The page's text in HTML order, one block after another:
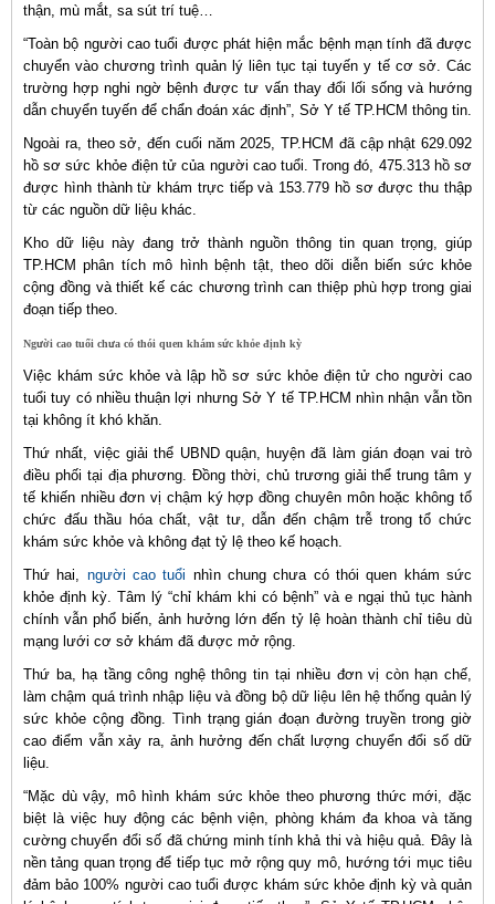
thận, mù mắt, sa sút trí tuệ…
“Toàn bộ người cao tuổi được phát hiện mắc bệnh mạn tính đã được
chuyển vào chương trình quản lý liên tục tại tuyến y tế cơ sở. Các
trường hợp nghi ngờ bệnh được tư vấn thay đổi lối sống và hướng
dẫn chuyển tuyến để chẩn đoán xác định”, Sở Y tế TP.HCM thông tin.
Ngoài ra, theo sở, đến cuối năm 2025, TP.HCM đã cập nhật 629.092
hồ sơ sức khỏe điện tử của người cao tuổi. Trong đó, 475.313 hồ sơ
được hình thành từ khám trực tiếp và 153.779 hồ sơ được thu thập
từ các nguồn dữ liệu khác.
Kho dữ liệu này đang trở thành nguồn thông tin quan trọng, giúp
TP.HCM phân tích mô hình bệnh tật, theo dõi diễn biến sức khỏe
cộng đồng và thiết kế các chương trình can thiệp phù hợp trong giai
đoạn tiếp theo.
Người cao tuổi chưa có thói quen khám sức khỏe định kỳ
Việc khám sức khỏe và lập hồ sơ sức khỏe điện tử cho người cao
tuổi tuy có nhiều thuận lợi nhưng Sở Y tế TP.HCM nhìn nhận vẫn tồn
tại không ít khó khăn.
Thứ nhất, việc giải thể UBND quận, huyện đã làm gián đoạn vai trò
điều phối tại địa phương. Đồng thời, chủ trương giải thể trung tâm y
tế khiến nhiều đơn vị chậm ký hợp đồng chuyên môn hoặc không tổ
chức đấu thầu hóa chất, vật tư, dẫn đến chậm trễ trong tổ chức
khám sức khỏe và không đạt tỷ lệ theo kế hoạch.
Thứ hai, người cao tuổi nhìn chung chưa có thói quen khám sức
khỏe định kỳ. Tâm lý “chỉ khám khi có bệnh” và e ngại thủ tục hành
chính vẫn phổ biến, ảnh hưởng lớn đến tỷ lệ hoàn thành chỉ tiêu dù
mạng lưới cơ sở khám đã được mở rộng.
Thứ ba, hạ tầng công nghệ thông tin tại nhiều đơn vị còn hạn chế,
làm chậm quá trình nhập liệu và đồng bộ dữ liệu lên hệ thống quản lý
sức khỏe cộng đồng. Tình trạng gián đoạn đường truyền trong giờ
cao điểm vẫn xảy ra, ảnh hưởng đến chất lượng chuyển đổi số dữ
liệu.
“Mặc dù vậy, mô hình khám sức khỏe theo phương thức mới, đặc
biệt là việc huy động các bệnh viện, phòng khám đa khoa và tăng
cường chuyển đổi số đã chứng minh tính khả thi và hiệu quả. Đây là
nền tảng quan trọng để tiếp tục mở rộng quy mô, hướng tới mục tiêu
đảm bảo 100% người cao tuổi được khám sức khỏe định kỳ và quản